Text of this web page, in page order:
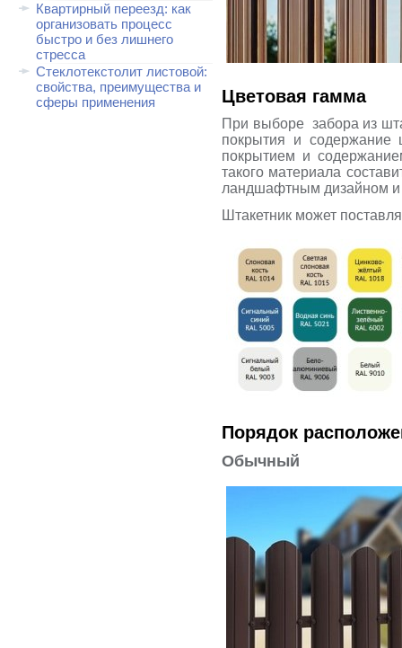
Квартирный переезд: как
организовать процесс
быстро и без лишнего
стресса
Стеклотекстолит листовой:
свойства, преимущества и
сферы применения
Цветовая гамма
При выборе забора из
покрытия и
покрытием и
такого материала
ландшафтным дизайном и
Штакетник может
Порядок
Обычный